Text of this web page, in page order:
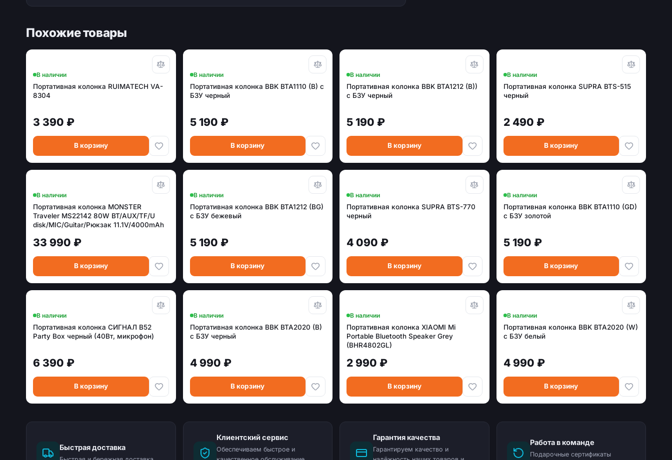
Похожие товары
В наличии
Портативная колонка RUIMATECH VA-
8304
3 390 ₽
В корзину
В наличии
Портативная колонка BBK BTA1110 (B) с
БЗУ черный
5 190 ₽
В корзину
В наличии
Портативная колонка BBK BTA1212 (B))
с БЗУ черный
5 190 ₽
В корзину
В наличии
Портативная колонка SUPRA BTS-515
черный
2 490 ₽
В корзину
В наличии
Портативная колонка MONSTER
Traveler MS22142 80W BT/AUX/TF/U
disk/MIC/Guitar/Рюкзак 11.1V/4000mAh
33 990 ₽
В корзину
В наличии
Портативная колонка BBK BTA1212 (BG)
с БЗУ бежевый
5 190 ₽
В корзину
В наличии
Портативная колонка SUPRA BTS-770
черный
4 090 ₽
В корзину
В наличии
Портативная колонка BBK BTA1110 (GD)
с БЗУ золотой
5 190 ₽
В корзину
В наличии
Портативная колонка СИГНАЛ B52
Party Box черный (40Вт, микрофон)
6 390 ₽
В корзину
В наличии
Портативная колонка BBK BTA2020 (B)
с БЗУ черный
4 990 ₽
В корзину
В наличии
Портативная колонка XIAOMI Mi
Portable Bluetooth Speaker Grey
(BHR4802GL)
2 990 ₽
В корзину
В наличии
Портативная колонка BBK BTA2020 (W)
с БЗУ белый
4 990 ₽
В корзину
Быстрая доставка
Клиентский сервис
Обеспечиваем быстрое и
Гарантия качества
Гарантируем качество и
Работа в команде
Подарочные сертификаты